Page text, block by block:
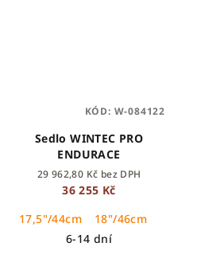
Sedlo WINTEC PRO
ENDURACE
29 962,80 Kč bez DPH
36 255 Kč
17,5"/44cm
18"/46cm
6-14 dní
KÓD: W-084122